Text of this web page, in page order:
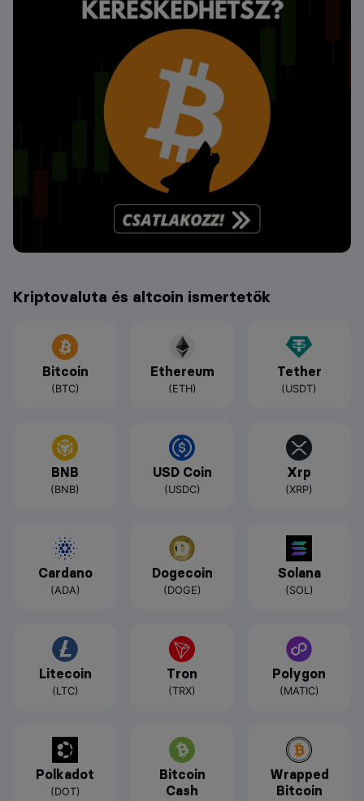
Kriptovaluta és altcoin ismertetők
Bitcoin
(BTC)
Ethereum
(ETH)
Tether
(USDT)
BNB
(BNB)
USD Coin
(USDC)
Xrp
(XRP)
Cardano
(ADA)
Dogecoin
(DOGE)
Solana
(SOL)
Litecoin
(LTC)
Tron
(TRX)
Polygon
(MATIC)
Polkadot
(DOT)
Bitcoin
Cash
Wrapped
Bitcoin